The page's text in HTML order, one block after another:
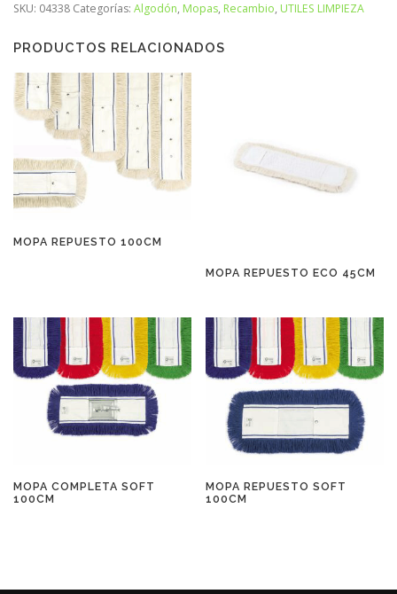
SKU: 04338 Categorías: Algodón, Mopas, Recambio, UTILES LIMPIEZA
PRODUCTOS RELACIONADOS
MOPA REPUESTO 100CM
MOPA REPUESTO ECO 45CM
MOPA COMPLETA SOFT
100CM
MOPA REPUESTO SOFT
100CM